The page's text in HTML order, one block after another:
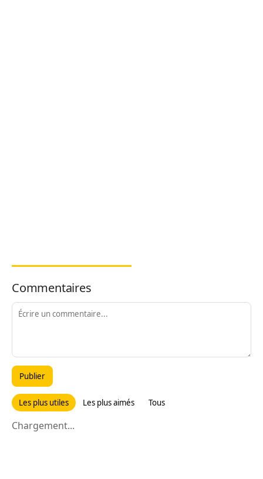
Commentaires
Publier
Les plus utiles Les plus aimés Tous
Chargement...